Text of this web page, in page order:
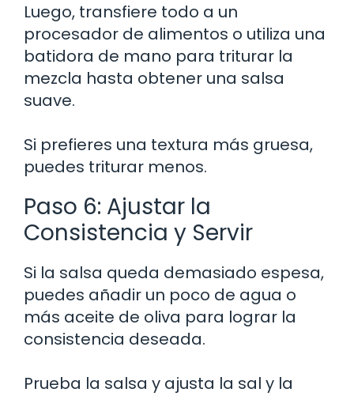
Luego, transfiere todo a un
procesador de alimentos o utiliza una
batidora de mano para triturar la
mezcla hasta obtener una salsa
suave.
Si prefieres una textura más gruesa,
puedes triturar menos.
Paso 6: Ajustar la
Consistencia y Servir
Si la salsa queda demasiado espesa,
puedes añadir un poco de agua o
más aceite de oliva para lograr la
consistencia deseada.
Prueba la salsa y ajusta la sal y la